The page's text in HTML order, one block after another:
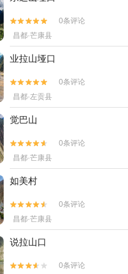


0条评论
昌都·芒康县
业拉山垭口


0条评论
昌都·左贡县
觉巴山


0条评论
昌都·芒康县
如美村


0条评论
昌都·芒康县
说拉山口

 0条评论